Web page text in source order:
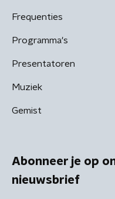
Frequenties
Programma's
Presentatoren
Muziek
Gemist
Abonneer je op
nieuwsbrief